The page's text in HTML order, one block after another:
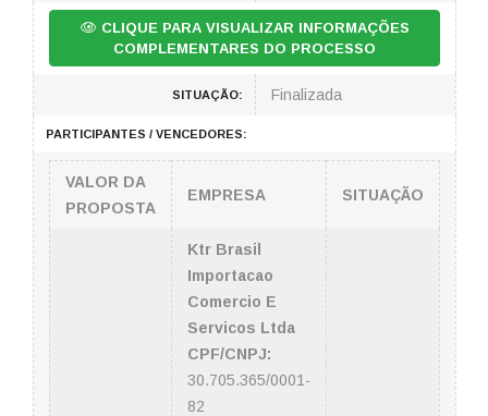
CLIQUE PARA VISUALIZAR INFORMAÇÕES
COMPLEMENTARES DO PROCESSO
SITUAÇÃO: Finalizada
PARTICIPANTES / VENCEDORES:
VALOR DA
PROPOSTA
EMPRESA SITUAÇÃO
Ktr Brasil
Importacao
Comercio E
Servicos Ltda
CPF/CNPJ:
30.705.365/0001-
82